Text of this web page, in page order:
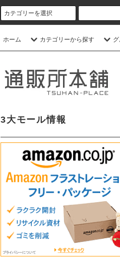
ホーム カテゴリーから探す
3大モール情報